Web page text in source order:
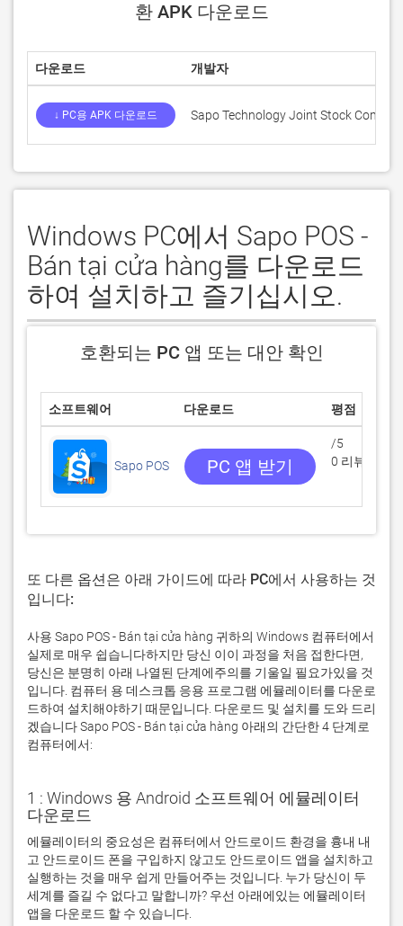
환 APK 다운로드
다운로드 개발자
↓ PC용 APK 다운로드 Sapo Technology Joint Stock
Windows PC에서 Sapo POS -
Bán tại cửa hàng를 다운로드
하여 설치하고 즐기십시오.
호환되는 PC 앱 또는 대안 확인
소프트웨어 다운로드 평점
Sapo POS PC 앱 받기
/5
0 리뷰
또 다른 옵션은 아래 가이드에 따라 PC에서 사용하는 것
입니다:
사용 Sapo POS - Bán tại cửa hàng 귀하의 Windows 컴퓨터에서
실제로 매우 쉽습니다하지만 당신 이이 과정을 처음 접한다면,
당신은 분명히 아래 나열된 단계에주의를 기울일 필요가있을 것
입니다. 컴퓨터 용 데스크톱 응용 프로그램 에뮬레이터를 다운로
드하여 설치해야하기 때문입니다. 다운로드 및 설치를 도와 드리
겠습니다 Sapo POS - Bán tại cửa hàng 아래의 간단한 4 단계로
컴퓨터에서:
1 : Windows 용 Android 소프트웨어 에뮬레이터
다운로드
에뮬레이터의 중요성은 컴퓨터에서 안드로이드 환경을 흉내 내
고 안드로이드 폰을 구입하지 않고도 안드로이드 앱을 설치하고
실행하는 것을 매우 쉽게 만들어주는 것입니다. 누가 당신이 두
세계를 즐길 수 없다고 말합니까? 우선 아래에있는 에뮬레이터